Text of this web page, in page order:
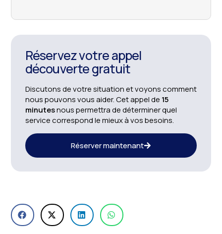
Réservez votre appel
découverte gratuit
Discutons de votre situation et voyons comment
nous pouvons vous aider. Cet appel de 15
minutesnous permettra de déterminer quel
service correspond le mieux à vos besoins.
Réserver maintenant